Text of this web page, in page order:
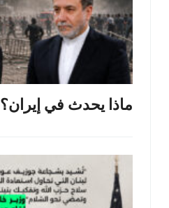
ماذا يحدث في إيران؟